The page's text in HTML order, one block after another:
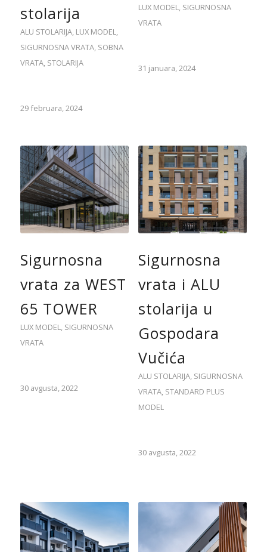
stolarija
ALU STOLARIJA, LUX MODEL,
SIGURNOSNA VRATA, SOBNA
VRATA, STOLARIJA
29 februara, 2024
LUX MODEL, SIGURNOSNA
VRATA
31 januara, 2024
Sigurnosna
vrata za WEST
65 TOWER
LUX MODEL, SIGURNOSNA
VRATA
30 avgusta, 2022
Sigurnosna
vrata i ALU
stolarija u
Gospodara
Vučića
ALU STOLARIJA, SIGURNOSNA
VRATA, STANDARD PLUS
MODEL
30 avgusta, 2022